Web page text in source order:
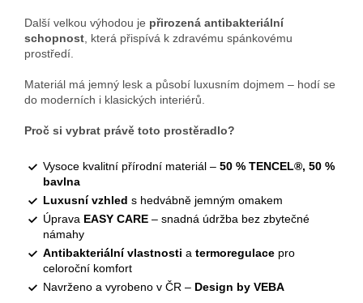
Další velkou výhodou je přirozená antibakteriální
schopnost, která přispívá k zdravému spánkovému
prostředí.
Materiál má jemný lesk a působí luxusním dojmem – hodí se
do moderních i klasických interiérů.
Proč si vybrat právě toto prostěradlo?
Vysoce kvalitní přírodní materiál – 50 % TENCEL®, 50 %
bavlna
Luxusní vzhled s hedvábně jemným omakem
Úprava EASY CARE – snadná údržba bez zbytečné
námahy
Antibakteriální vlastnosti a termoregulace pro
celoroční komfort
Navrženo a vyrobeno v ČR – Design by VEBA